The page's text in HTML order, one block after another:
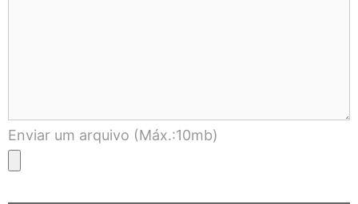
Enviar um arquivo (Máx.:10mb)